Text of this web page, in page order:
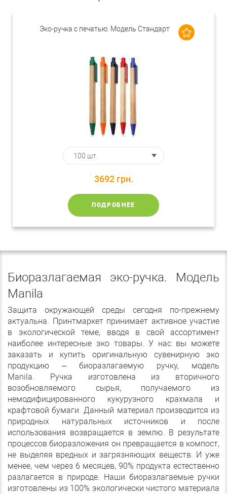
Эко-ручка с печатью. Модель Стандарт
3692 грн.
ПОДРОБНЕЕ
Биоразлагаемая эко-ручка. Модель
Manila
Защита окружающей среды сегодня по-прежнему
актуальна. Принтмаркет принимает активное участие
в экологической теме, вводя в свой ассортимент
наиболее интересные эко товары. У нас вы можете
заказать и купить оригинальную сувенирную эко
продукцию – биоразлагаемую ручку, модель
Manila. Ручка изготовлена из вторичного
возобновляемого сырья, получаемого из
немодифицированного кукурузного крахмала и
крафтовой бумаги. Данный материал производится из
природных натуральных источников и после
использования возвращается в землю. В результате
процессов биоразложения он превращается в компост,
не выделяя вредных и загрязняющих веществ. И уже
менее, чем через 6 месяцев, 90% продукта естественно
разлагается в природе. Наши биоразлагаемые ручки
изготовлены из 100% экологически чистого материала